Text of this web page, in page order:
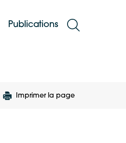
Publications
Imprimer la page